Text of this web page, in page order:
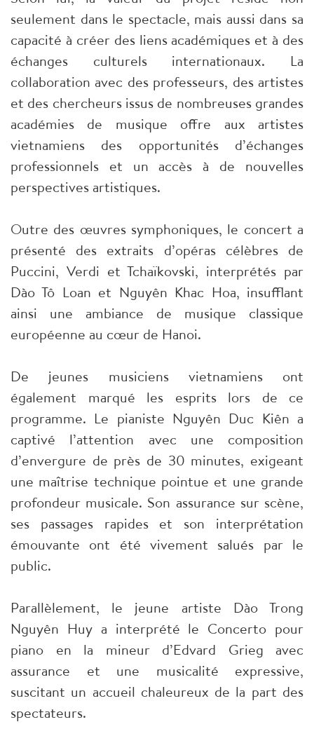
seulement dans le spectacle, mais aussi dans sa
capacité à créer des liens académiques et à des
échanges culturels internationaux. La
collaboration avec des professeurs, des artistes
et des chercheurs issus de nombreuses grandes
académies de musique offre aux artistes
vietnamiens des opportunités d’échanges
professionnels et un accès à de nouvelles
perspectives artistiques.
Outre des œuvres symphoniques, le concert a
présenté des extraits d’opéras célèbres de
Puccini, Verdi et Tchaïkovski, interprétés par
Dào Tô Loan et Nguyên Khac Hoa, insufflant
ainsi une ambiance de musique classique
européenne au cœur de Hanoi.
De jeunes musiciens vietnamiens ont
également marqué les esprits lors de ce
programme. Le pianiste Nguyên Duc Kiên a
captivé l’attention avec une composition
d’envergure de près de 30 minutes, exigeant
une maîtrise technique pointue et une grande
profondeur musicale. Son assurance sur scène,
ses passages rapides et son interprétation
émouvante ont été vivement salués par le
public.
Parallèlement, le jeune artiste Dào Trong
Nguyên Huy a interprété le Concerto pour
piano en la mineur d’Edvard Grieg avec
assurance et une musicalité expressive,
suscitant un accueil chaleureux de la part des
spectateurs.